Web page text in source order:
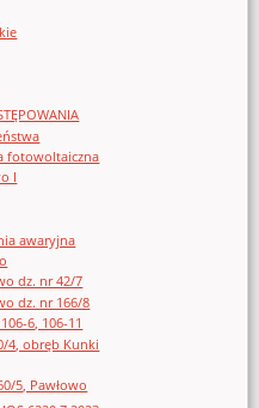
fotowoltaiczna
I
awaryjna
dz. nr 42/7
dz. nr 166/8
6, 106-11
4, obręb Kunki
5, Pawłowo